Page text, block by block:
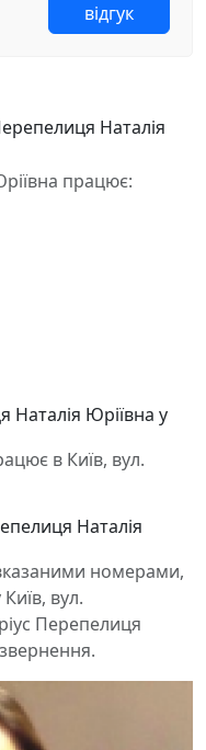
відгук
Наталія
працює:
Наталія Юріївна у
в Київ, вул.
Наталія
номерами,
вул.
Перепелиця